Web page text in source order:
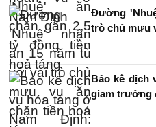
Đường
trò chủ mưu
Bảo kê dịch
giam trưởng